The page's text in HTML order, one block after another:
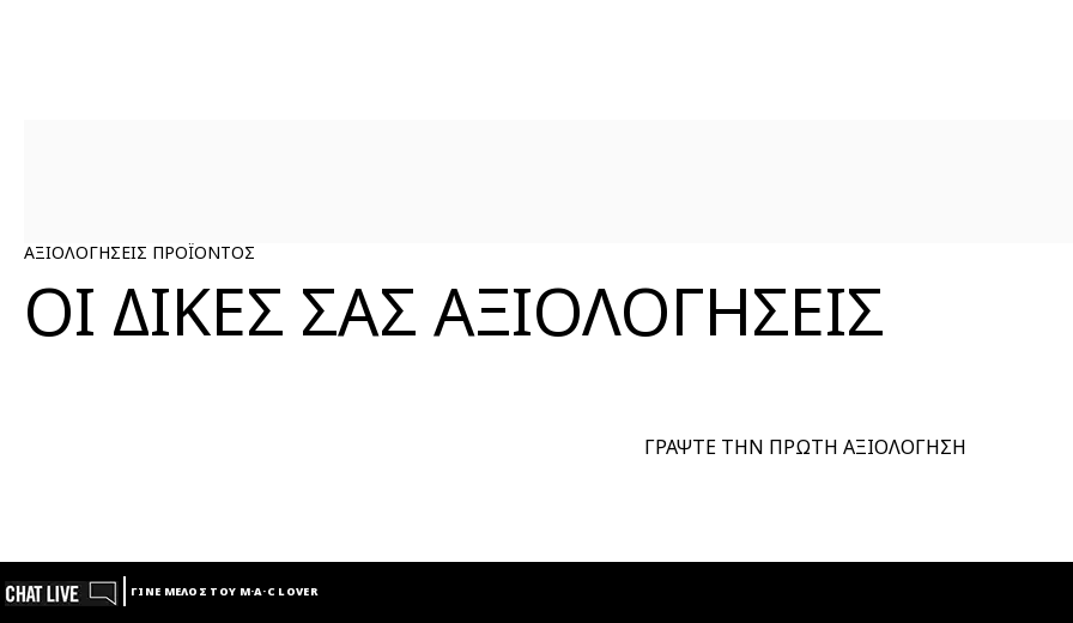
ΑΞΙΟΛΟΓΗΣΕΙΣ ΠΡΟΪΟΝΤΟΣ
ΟΙ ΔΙΚΕΣ ΣΑΣ ΑΞΙΟΛΟΓΗΣΕΙΣ
ΓΡΑΨΤΕ ΤΗΝ ΠΡΩΤΗ ΑΞΙΟΛΟΓΗΣΗ
ΓΙΝΕ ΜΕΛΟΣ ΤΟΥ M·A·C LOVER